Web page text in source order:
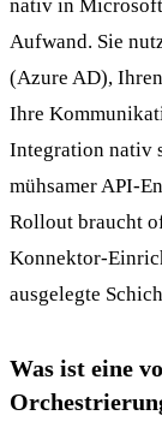
nativ in
Aufwand. Sie
(Azure AD),
Ihre
Integration nativ
mühsamer API-
Rollout braucht
Konnektor-
ausgelegte
Was ist eine